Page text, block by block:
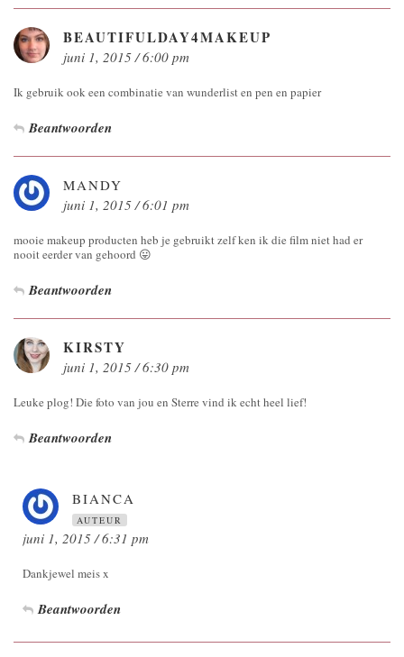
BEAUTIFULDAY4MAKEUP
juni 1, 2015 / 6:00 pm
Ik gebruik ook een combinatie van wunderlist en pen en papier
Beantwoorden
MANDY
juni 1, 2015 / 6:01 pm
mooie makeup producten heb je gebruikt zelf ken ik die film niet had er
nooit eerder van gehoord 😛
Beantwoorden
KIRSTY
juni 1, 2015 / 6:30 pm
Leuke plog! Die foto van jou en Sterre vind ik echt heel lief!
Beantwoorden
BIANCA
AUTEUR
juni 1, 2015 / 6:31 pm
Dankjewel meis x
Beantwoorden